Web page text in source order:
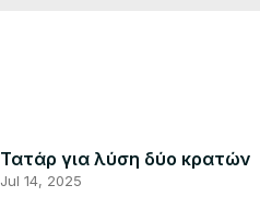
Τατάρ για λύση δύο κρατών
Jul 14, 2025